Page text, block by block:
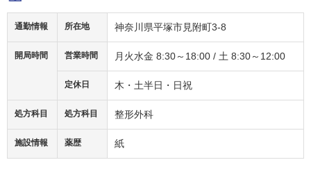
通勤情報 所在地 神奈川県平塚市見附町3-8
開局時間 営業時間 月火水金 8:30～18:00 / 土 8:30～12:00
定休日 木・土半日・日祝
処方科目 処方科目 整形外科
施設情報 薬歴 紙